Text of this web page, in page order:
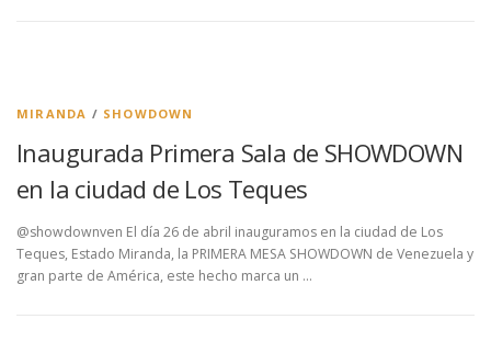
MIRANDA / SHOWDOWN
Inaugurada Primera Sala de SHOWDOWN
en la ciudad de Los Teques
@showdownven El día 26 de abril inauguramos en la ciudad de Los
Teques, Estado Miranda, la PRIMERA MESA SHOWDOWN de Venezuela y
gran parte de América, este hecho marca un …